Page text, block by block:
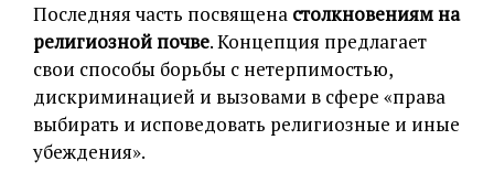
Последняя часть посвящена столкновениям на
религиозной почве. Концепция предлагает
свои способы борьбы с нетерпимостью,
дискриминацией и вызовами в сфере «права
выбирать и исповедовать религиозные и иные
убеждения».